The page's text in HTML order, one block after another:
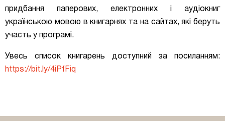
придбання паперових, електронних і аудіокниг
українською мовою в книгарнях та на сайтах, які беруть
участь у програмі.
Увесь список книгарень доступний за посиланням:
https://bit.ly/4iPfFiq